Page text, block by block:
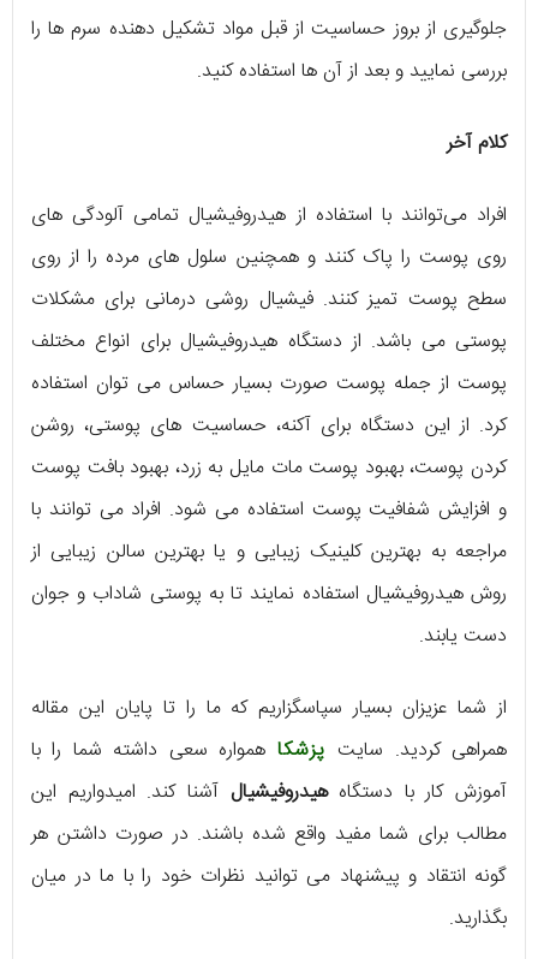
جلوگیری از بروز حساسیت از قبل مواد تشکیل دهنده سرم ها را
بررسی نمایید و بعد از آن ها استفاده کنید.
کلام آخر
افراد می‌توانند با استفاده از هیدروفیشیال تمامی آلودگی های
روی پوست را پاک کنند و همچنین سلول های مرده را از روی
سطح پوست تمیز کنند. فیشیال روشی درمانی برای مشکلات
پوستی می باشد. از دستگاه هیدروفیشیال برای انواع مختلف
پوست از جمله پوست صورت بسیار حساس می توان استفاده
کرد. از این دستگاه برای آکنه، حساسیت های پوستی، روشن
کردن پوست، بهبود پوست مات مایل به زرد، بهبود بافت پوست
و افزایش شفافیت پوست استفاده می شود. افراد می توانند با
مراجعه به بهترین کلینیک زیبایی و یا بهترین سالن زیبایی از
روش هیدروفیشیال استفاده نمایند تا به پوستی شاداب و جوان
دست یابند.
از شما عزیزان بسیار سپاسگزاریم که ما را تا پایان این مقاله
همراهی کردید. سایت پزشکا همواره سعی داشته شما را با
آموزش کار با دستگاههیدروفیشیال آشنا کند. امیدواریم این
مطالب برای شما مفید واقع شده باشند. در صورت داشتن هر
گونه انتقاد و پیشنهاد می توانید نظرات خود را با ما در میان
بگذارید.